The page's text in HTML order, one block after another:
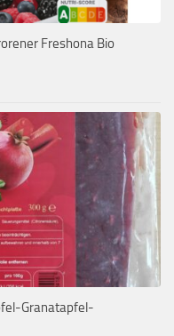
Freshona Bio
Granatapfel-